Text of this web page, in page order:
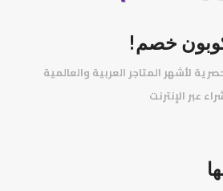
خصم!
لأشهر المتاجر العربية والعالمية
عبر الإنترنت